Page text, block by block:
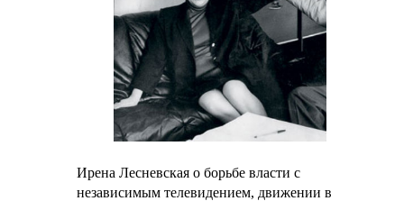
Ирена Лесневская о борьбе власти с
независимым телевидением, движении в